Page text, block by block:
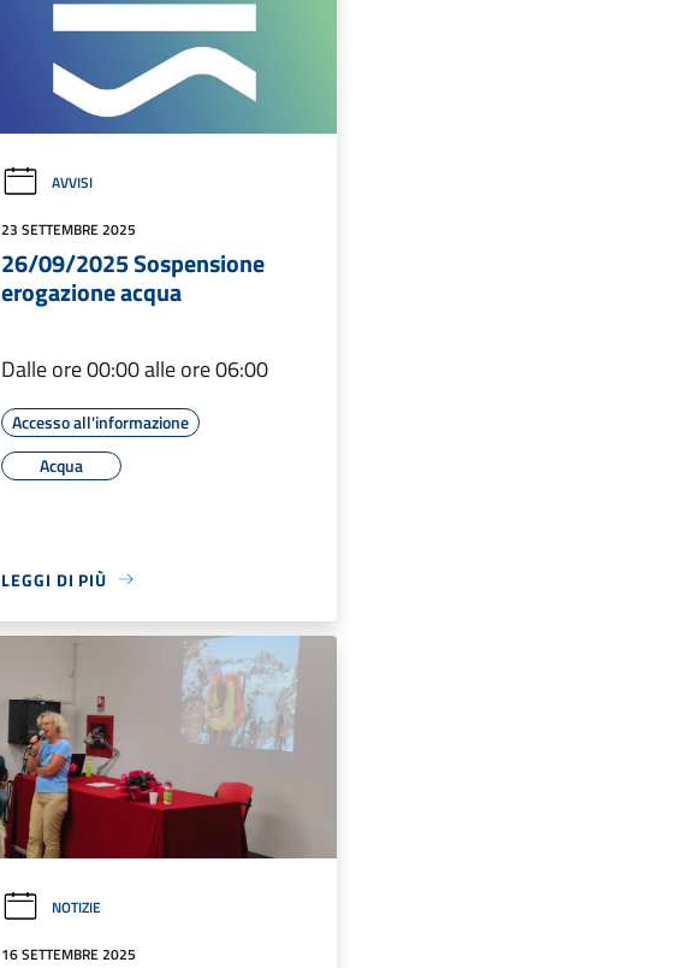
AVVISI
23 SETTEMBRE 2025
26/09/2025 Sospensione
erogazione acqua
Dalle ore 00:00 alle ore 06:00
Accesso all'informazione
Acqua
LEGGI DI PIÙ
NOTIZIE
16 SETTEMBRE 2025